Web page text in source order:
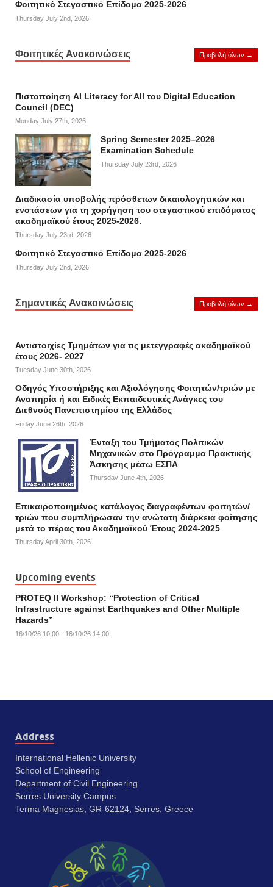
Φοιτητικό Στεγαστικό Επίδομα 2025-2026
Thursday July 2nd, 2026
Φοιτητικές Ανακοινώσεις Προβολή όλων →
Πιστοποίηση AI Literacy for All του Digital Education
Council (DEC)
Monday July 27th, 2026
Spring Semester 2025–2026
Examination Schedule
Thursday July 23rd, 2026
Διαδικασία υποβολής πρόσθετων δικαιολογητικών και
ενστάσεων για τη χορήγηση του στεγαστικού επιδόματος
ακαδημαϊκού έτους 2025-2026.
Thursday July 23rd, 2026
Φοιτητικό Στεγαστικό Επίδομα 2025-2026
Thursday July 2nd, 2026
Σημαντικές Ανακοινώσεις Προβολή όλων →
Αντιστοιχίες Τμημάτων για τις μετεγγραφές ακαδημαϊκού
έτους 2026- 2027
Tuesday June 30th, 2026
Οδηγός Υποστήριξης και Αξιολόγησης Φοιτητών/τριών με
Αναπηρία ή και Ειδικές Εκπαιδευτικές Ανάγκες του
Διεθνούς Πανεπιστημίου της Ελλάδος
Friday June 26th, 2026
Ένταξη του Τμήματος Πολιτικών
Μηχανικών στο Πρόγραμμα Πρακτικής
Άσκησης μέσω ΕΣΠΑ
Thursday June 4th, 2026
Επικαιροποιημένος κατάλογος διαγραφέντων φοιτητών/
τριών που συμπλήρωσαν την ανώτατη διάρκεια φοίτησης
μετά το πέρας του Ακαδημαϊκού Έτους 2024-2025
Thursday April 30th, 2026
Upcoming events
PROTEQ II Workshop: “Protection of Critical
Infrastructure against Earthquakes and Other Multiple
Hazards”
16/10/26 10:00 - 16/10/26 14:00
Address
International Hellenic University
School of Engineering
Department of Civil Engineering
Serres University Campus
Terma Magnesias, GR-62124, Serres, Greece